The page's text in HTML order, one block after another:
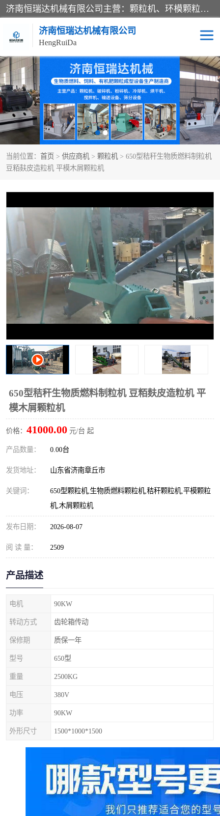
济南恒瑞达机械有限公司主营：颗粒机、环模颗粒机、平模颗粒机、粉碎机、滚筒筛分机、冷却机、颗粒燃烧机、生物质颗粒机、木屑颗粒机、秸秆颗粒机、饲料颗粒机、燃料颗粒机、木材粉碎机、秸秆粉碎机、饲料粉碎机、颗粒冷却机、锯末滚筒筛、锤片粉碎机、滚筒筛、搅拌机等产品。
济南恒瑞达机械有限公司
HengRuiDa
当前位置： 首页 > 供应商机 > 颗粒机 > 650型秸秆生物质燃料制粒机
豆粨麸皮造粒机 平模木屑颗粒机
650型秸秆生物质燃料制粒机 豆粨麸皮造粒机 平
模木屑颗粒机
价格： 41000.00 元/台 起
产品数量： 0.00台
发货地址： 山东省济南章丘市
关键词：
650型颗粒机,生物质燃料颗粒机,秸秆颗粒机,平模颗粒
机,木屑颗粒机
发布日期： 2026-08-07
阅 读 量： 2509
产品描述
电机 90KW
转动方式 齿轮箱传动
保修期 质保一年
型号 650型
重量 2500KG
电压 380V
功率 90KW
外形尺寸 1500*1000*1500
颗粒机 环模颗粒机
平模颗粒机 生物质颗粒机
秸秆颗粒机 饲料颗粒机
燃料颗粒机 木屑颗粒机
木材粉碎机 锤片粉碎机
冷却机
颗粒冷却机 颗粒燃烧机
滚筒筛 滚筒筛分机
锯末滚筒筛